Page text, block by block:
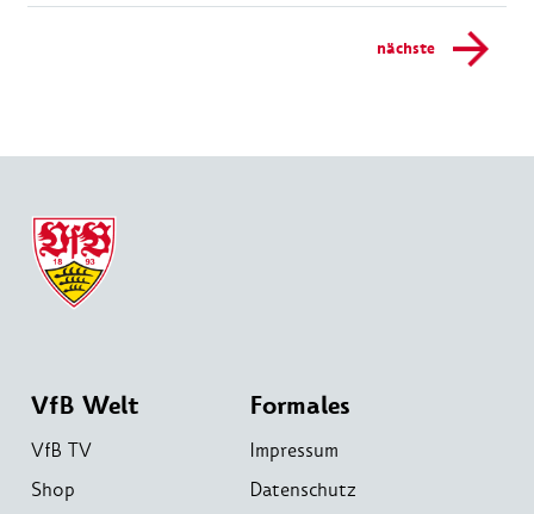
nächste
VfB Welt
VfB TV
Shop
Formales
Impressum
Datenschutz